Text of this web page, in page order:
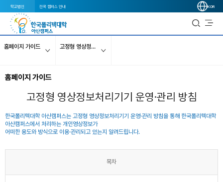
학교법인 전국 캠퍼스 안내 KOR
홈페이지 가이드 고정형 영상정보처리기기 운영·관리 방침
홈페이지 가이드
고정형 영상정보처리기기 운영·관리 방침
한국폴리텍대학 아산캠퍼스는 고정형 영상정보처리기기 운영·관리 방침을 통해 한국폴리텍대학
아산캠퍼스에서 처리하는 개인영상정보가
어떠한 용도와 방식으로 이용·관리되고 있는지 알려드립니다.
목차